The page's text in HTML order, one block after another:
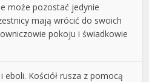
może pozostać jedynie
mają wrócić do swoich
pokoju i świadkowie
Kościół rusza z pomocą